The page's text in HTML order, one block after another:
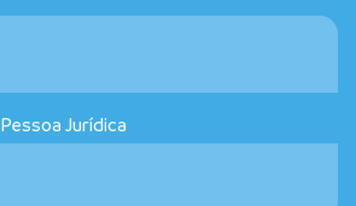
Pessoa Jurídica